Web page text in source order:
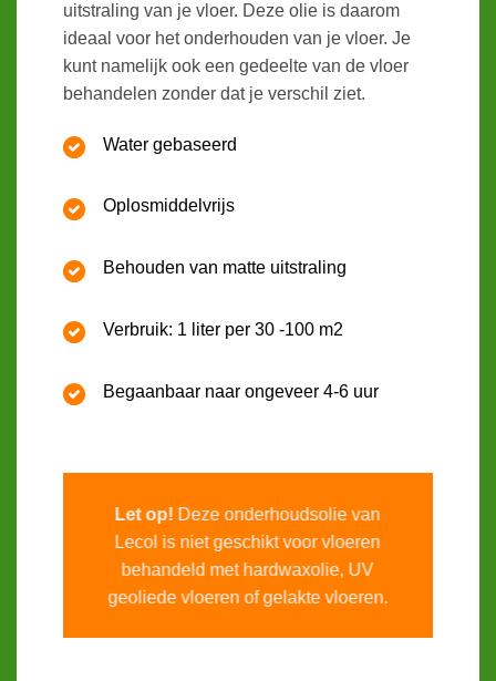
uitstraling van je vloer. Deze olie is daarom
ideaal voor het onderhouden van je vloer. Je
kunt namelijk ook een gedeelte van de vloer
behandelen zonder dat je verschil ziet.
Water gebaseerd
Oplosmiddelvrijs
Behouden van matte uitstraling
Verbruik: 1 liter per 30 -100 m2
Begaanbaar naar ongeveer 4-6 uur
Let op! Deze onderhoudsolie van
Lecol is niet geschikt voor vloeren
behandeld met hardwaxolie, UV
geoliede vloeren of gelakte vloeren.